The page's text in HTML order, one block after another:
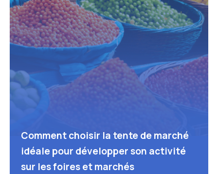
Comment choisir la tente de marché
idéale pour développer son activité
sur les foires et marchés